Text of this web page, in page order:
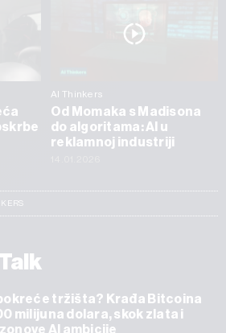
AI Thinkers
Od Momaka s Madisona
do algoritama: AI u
reklamnoj industriji
tržišta? Krađa Bitcoina
milijuna dolara, skok zlata i
AI ambicije